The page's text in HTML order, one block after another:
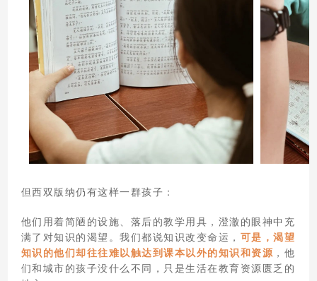
但西双版纳仍有这样一群孩子：
他们用着简陋的设施、落后的教学用具，澄澈的眼神中充
满了对知识的渴望。我们都说知识改变命运， 可是，渴望
知识的他们却往往难以触达到课本以外的知识和资源 ，他
们和城市的孩子没什么不同，只是生活在教育资源匮乏的